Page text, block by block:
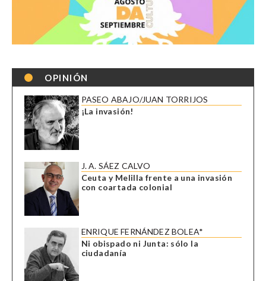
OPINIÓN
PASEO ABAJO/JUAN TORRIJOS
¡La invasión!
J. A. SÁEZ CALVO
Ceuta y Melilla frente a una invasión
con coartada colonial
ENRIQUE FERNÁNDEZ BOLEA*
Ni obispado ni Junta: sólo la
ciudadanía